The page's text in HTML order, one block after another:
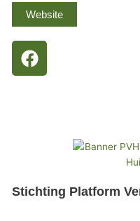
Website
F
a
Stichting Platform